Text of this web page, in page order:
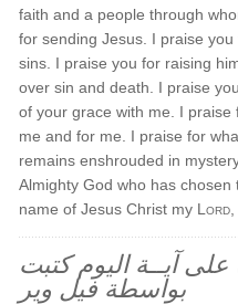
faith and a people through
for sending Jesus. I praise
sins. I praise you for raising
over sin and death. I praise
of your grace with me. I
me and for me. I praise for
remains enshrouded in
Almighty God who has
name of Jesus Christ my Lord
على آيــة اليوم كتبت
بواسطة فيل وير